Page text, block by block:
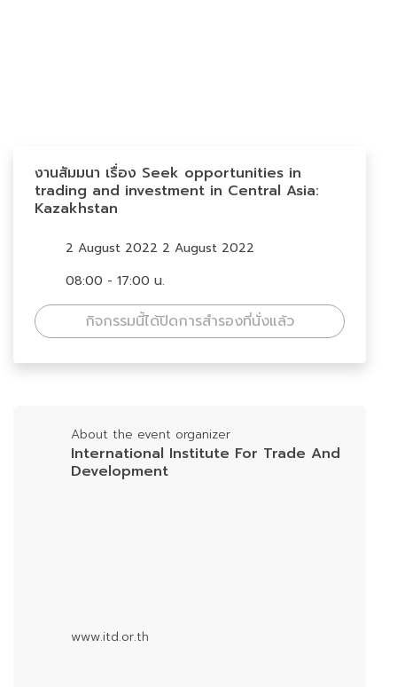
งานสัมมนา เรื่อง Seek opportunities in
trading and investment in Central Asia:
Kazakhstan
2 August 2022 2 August 2022
08:00 - 17:00 น.
กิจกรรมนี้ได้ปิดการสำรองที่นั่งแล้ว
About the event organizer
International Institute For Trade And
Development
www.itd.or.th